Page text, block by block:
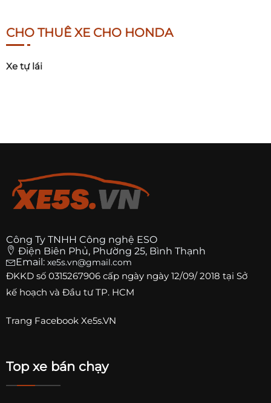
CHO THUÊ XE CHO HONDA
Xe tự lái
Công Ty TNHH Công nghệ ESO
Điện Biên Phủ, Phường 25, Bình Thạnh
Email: xe5s.vn@gmail.com
ĐKKD số 0315267906 cấp ngày ngày 12/09/ 2018 tại Sở
kế hoạch và Đầu tư TP. HCM
Trang Facebook Xe5s.VN
Top xe bán chạy